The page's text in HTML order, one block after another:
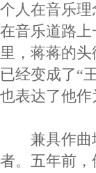
个人在音乐理
在音乐道路
里，蒋蒋的
已经变成了“
也表达了他
兼具作曲填
者。五年前